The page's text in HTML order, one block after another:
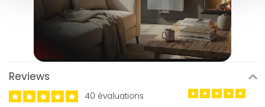
Reviews
40 évaluations